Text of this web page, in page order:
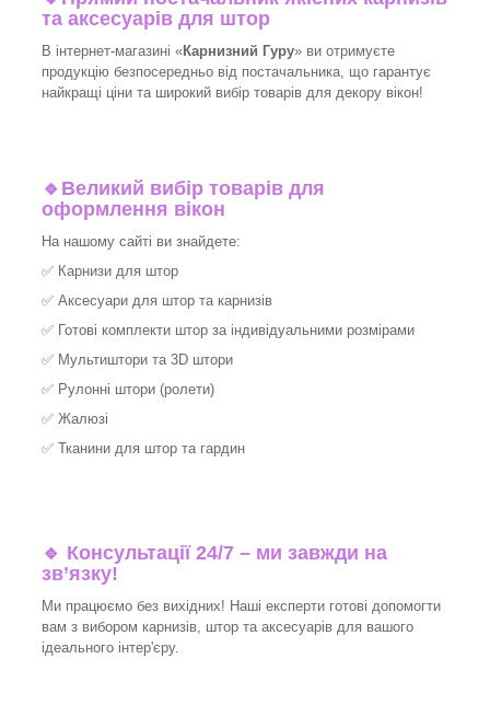
та аксесуарів для штор
В інтернет-магазині «Карнизний Гуру» ви отримуєте
продукцію безпосередньо від постачальника, що гарантує
найкращі ціни та широкий вибір товарів для декору вікон!
🔹 Великий вибір товарів для
оформлення вікон
На нашому сайті ви знайдете:
✅ Карнизи для штор
✅ Аксесуари для штор та карнизів
✅ Готові комплекти штор за індивідуальними розмірами
✅ Мультиштори та 3D штори
✅ Рулонні штори (ролети)
✅ Жалюзі
✅ Тканини для штор та гардин
🔹 Консультації 24/7 – ми завжди на
зв’язку!
Ми працюємо без вихідних! Наші експерти готові допомогти
вам з вибором карнизів, штор та аксесуарів для вашого
ідеального інтер'єру.